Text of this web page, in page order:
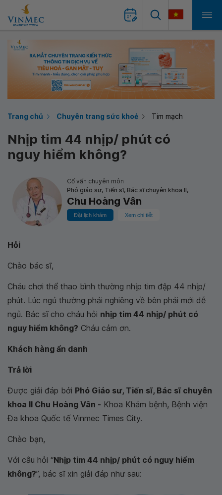
Trang chủ Chuyên trang sức khoẻ Tim mạch
Nhịp tim 44 nhịp/ phút có
nguy hiểm không?
Cố vấn chuyên môn
Phó giáo sư, Tiến sĩ, Bác sĩ chuyên khoa II,
Chu Hoàng Vân
Đặt lịch khám Xem chi tiết
Hỏi
Chào bác sĩ,
Cháu chơi thể thao bình thường nhịp tim đập 44 nhịp/
phút. Lúc ngủ thường phải nghiêng về bên phải mới dễ
ngủ. Bác sĩ cho cháu hỏi nhịp tim 44 nhịp/ phút có
nguy hiểm không? Cháu cảm ơn.
Khách hàng ẩn danh
Trả lời
Được giải đáp bởi Phó Giáo sư, Tiến sĩ, Bác sĩ chuyên
khoa II Chu Hoàng Vân - Khoa Khám bệnh, Bệnh viện
Đa khoa Quốc tế Vinmec Times City.
Chào bạn,
Với câu hỏi “Nhịp tim 44 nhịp/ phút có nguy hiểm
không?”, bác sĩ xin giải đáp như sau: